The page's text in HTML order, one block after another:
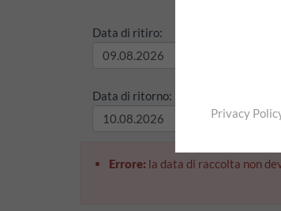
Data di ritiro:
Data di ritorno:
Errore: la data di raccolta non
Privacy